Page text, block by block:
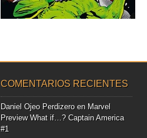
COMENTARIOS RECIENTES
Daniel Ojeo Perdizeroen Marvel
Preview What if…? Captain America
#1